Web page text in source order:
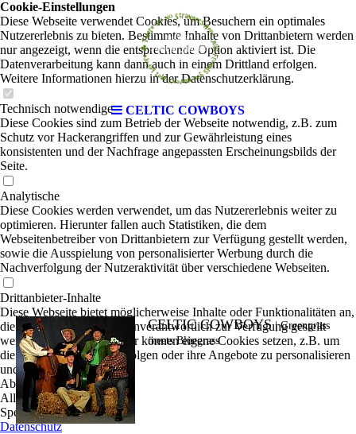
CELTIC COWBOYS
CELTIC COWBOYS|Greengrass
meets Bluegrass
Cookie-Einstellungen
Diese Webseite verwendet Cookies, um Besuchern ein optimales
Nutzererlebnis zu bieten. Bestimmte Inhalte von Drittanbietern werden
nur angezeigt, wenn die entsprechende Option aktiviert ist. Die
Datenverarbeitung kann dann auch in einem Drittland erfolgen.
Weitere Informationen hierzu in der Datenschutzerklärung.
Technisch notwendige
Diese Cookies sind zum Betrieb der Webseite notwendig, z.B. zum
Schutz vor Hackerangriffen und zur Gewährleistung eines
konsistenten und der Nachfrage angepassten Erscheinungsbilds der
Seite.
Analytische
Diese Cookies werden verwendet, um das Nutzererlebnis weiter zu
optimieren. Hierunter fallen auch Statistiken, die dem
Webseitenbetreiber von Drittanbietern zur Verfügung gestellt werden,
sowie die Ausspielung von personalisierter Werbung durch die
Nachverfolgung der Nutzeraktivität über verschiedene Webseiten.
Drittanbieter-Inhalte
Diese Webseite bietet möglicherweise Inhalte oder Funktionalitäten an,
die von Drittanbietern eigenverantwortlich zur Verfügung gestellt
werden. Diese Drittanbieter können eigene Cookies setzen, z.B. um
die Nutzeraktivität zu verfolgen oder ihre Angebote zu personalisieren
und zu optimieren.
Ablehnen
Alle akzeptieren
Speichern
Datenschutz